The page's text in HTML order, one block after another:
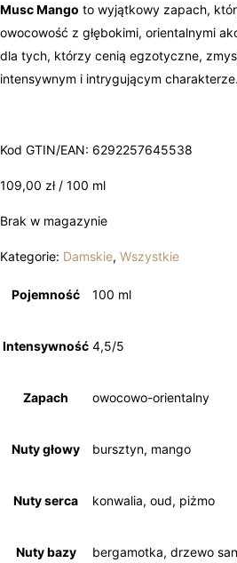
Musc Mango to wyjątkowy zapach,
owocowość z głębokimi, orientalnymi
dla tych, którzy cenią egzotyczne,
intensywnym i intrygującym charakterze.
Kod GTIN/EAN: 6292257645538
109,00 zł / 100 ml
Brak w magazynie
Kategorie: Damskie, Wszystkie
Pojemność 100 ml
Intensywność 4,5/5
Zapach owocowo-orientalny
Nuty głowy bursztyn, mango
Nuty serca konwalia, oud, piżmo
Nuty bazy bergamotka, drzewo